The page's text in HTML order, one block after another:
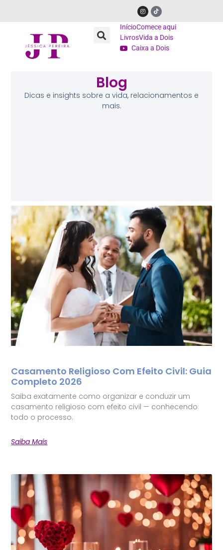
InícioComece aqui
LivrosVida a Dois
Caixa a Dois
Blog
Dicas e insights sobre a vida, relacionamentos e
mais.
Casamento Religioso Com Efeito Civil: Guia
Completo 2026
Saiba exatamente como organizar e conduzir um
casamento religioso com efeito civil — conhecendo
todo o processo.
Saiba Mais